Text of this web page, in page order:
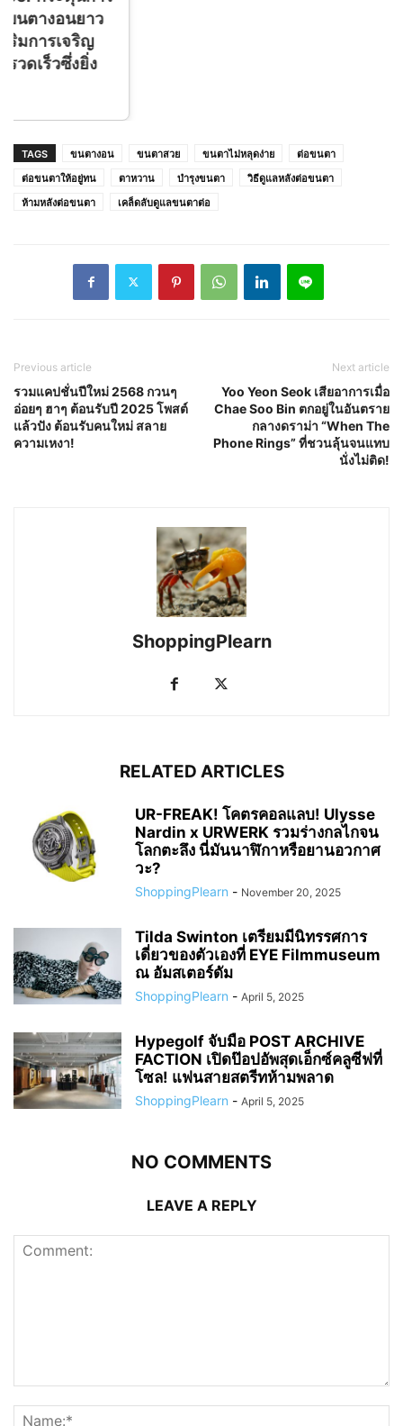
TAGS ขนตางอน ขนตาสวย ขนตาไม่หลุดง่าย
ต่อขนตา
ต่อขนตาให้อยู่ทน
ตาหวาน บำรุงขนตา
วิธีดูแลหลังต่อขนตา
ห้ามหลังต่อขนตา
เคล็ดลับดูแลขนตาต่อ
Previous article
รวมแคปชั่นปีใหม่ 2568 กวนๆ
อ่อยๆ ฮาๆ ต้อนรับปี 2025 โพสต์
แล้วปัง ต้อนรับคนใหม่ สลาย
ความเหงา!
Next article
Yoo Yeon Seok เสียอาการเมื่อ
Chae Soo Bin ตกอยู่ในอันตราย
กลางดราม่า “When The
Phone Rings” ที่ชวนลุ้นจนแทบ
นั่งไม่ติด!
ShoppingPlearn
RELATED ARTICLES
UR-FREAK! โคตรคอลแลบ! Ulysse
Nardin x URWERK รวมร่างกลไกจน
โลกตะลึง นี่มันนาฬิกาหรือยานอวกาศ
วะ?
ShoppingPlearn - November 20, 2025
Tilda Swinton เตรียมมีนิทรรศการ
เดี่ยวของตัวเองที่ EYE Filmmuseum
ณ อัมสเตอร์ดัม
ShoppingPlearn - April 5, 2025
Hypegolf จับมือ POST ARCHIVE
FACTION เปิดป๊อปอัพสุดเอ็กซ์คลูซีฟที่
โซล! แฟนสายสตรีทห้ามพลาด
ShoppingPlearn - April 5, 2025
NO COMMENTS
LEAVE A REPLY